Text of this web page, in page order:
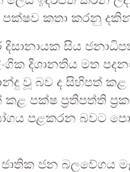
පක්ෂව කතා කරනු
දිසානායක සිය
දිශානතිය මත
වූ බව ද සිහිපත් කළ
පක්ෂ ප්‍රතිපත්ති
පළකරන බවට
ජාතික ජන බලවේගය